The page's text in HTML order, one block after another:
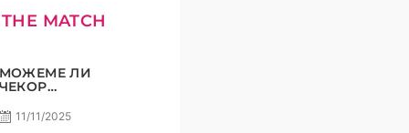
MATCH
МОЖЕМЕ ЛИ
ЧЕКОР
11/11/2025